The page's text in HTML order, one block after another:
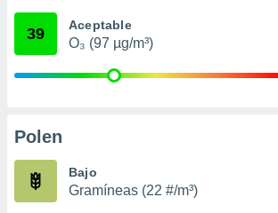
mediante
publicidad
de
39 Aceptable
O₃ (97 µg/m³)
Polen
Bajo
Gramíneas (22 #/m³)